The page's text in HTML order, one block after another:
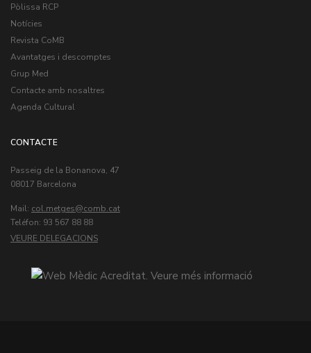
Pòlissa RCP
Notícies
Revista CoMB
Avantatges i descomptes
Grup Med
Contacte amb nosaltres
Agenda Cultural
CONTACTE
Passeig de la Bonanova, 47
08017 Barcelona
Mail: col.metges
Teléfon: 93 567 88 88
VEURE DELEGACIONS